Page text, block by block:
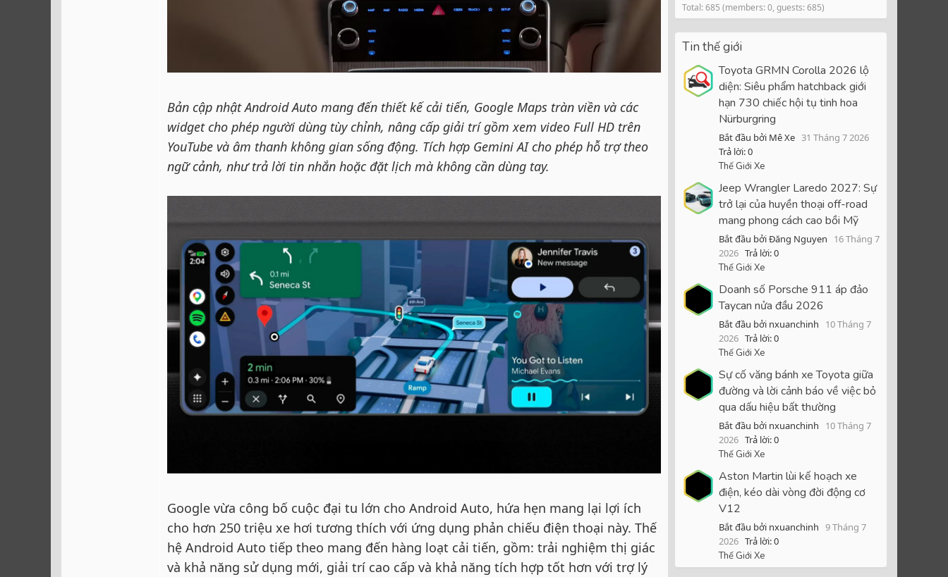
Bản cập nhật Android Auto mang đến thiết kế cải tiến, Google Maps tràn viền và các
widget cho phép người dùng tùy chỉnh, nâng cấp giải trí gồm xem video Full HD trên
YouTube và âm thanh không gian sống động. Tích hợp Gemini AI cho phép hỗ trợ theo
ngữ cảnh, như trả lời tin nhắn hoặc đặt lịch mà không cần dùng tay.
Google vừa công bố cuộc đại tu lớn cho Android Auto, hứa hẹn mang lại lợi ích
cho hơn 250 triệu xe hơi tương thích với ứng dụng phản chiếu điện thoại này. Thế
hệ Android Auto tiếp theo mang đến hàng loạt cải tiến, gồm: trải nghiệm thị giác
và khả năng sử dụng mới, giải trí cao cấp và khả năng tích hợp tốt hơn với trợ lý
Total: 685 (members: 0, guests: 685)
Tin thế giới
Toyota GRMN Corolla 2026 lộ
diện: Siêu phẩm hatchback giới
hạn 730 chiếc hội tụ tinh hoa
Nürburgring
Bắt đầu bởi Mê Xe 31 Tháng 7 2026
Trả lời: 0
Thế Giới Xe
Jeep Wrangler Laredo 2027: Sự
trở lại của huyền thoại off-road
mang phong cách cao bồi Mỹ
Bắt đầu bởi Đăng Nguyen
16 Tháng 7
2026 Trả lời: 0
Thế Giới Xe
Doanh số Porsche 911 áp đảo
Taycan nửa đầu 2026
Bắt đầu bởi nxuanchinh
10 Tháng 7
2026 Trả lời: 0
Thế Giới Xe
Sự cố văng bánh xe Toyota giữa
đường và lời cảnh báo về việc bỏ
qua dấu hiệu bất thường
Bắt đầu bởi nxuanchinh
10 Tháng 7
2026 Trả lời: 0
Thế Giới Xe
Aston Martin lùi kế hoạch xe
điện, kéo dài vòng đời động cơ
V12
Bắt đầu bởi nxuanchinh 9 Tháng 7
2026 Trả lời: 0
Thế Giới Xe